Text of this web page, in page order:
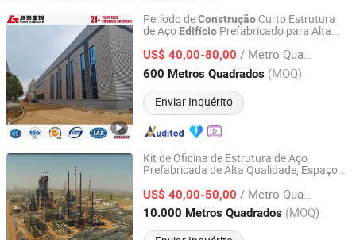
Período deConstrução Curto Estrutura
de Aço Edifício Prefabricado para Alta
US$ 40,00-80,00 / Metro Quadrado
600 Metros Quadrados (MOQ)
Enviar Inquérito
China CT Steel structure Co.,Ltd
Shandong, China Desde 2024
Kit de Oficina de Estrutura de Aço
Prefabricada de Alta Qualidade, Espaço
Apartamento de Aço Prefabricado,
Empreiteiro Geral, Estrutura de
ConstruçãoTurnkey
US$ 40,00-50,00 / Metro Quadrado
10.000 Metros Quadrados (MOQ)
Qingdao Jingdao Credit Construction Steel Structure Co.,
Ltd.
Shandong, China